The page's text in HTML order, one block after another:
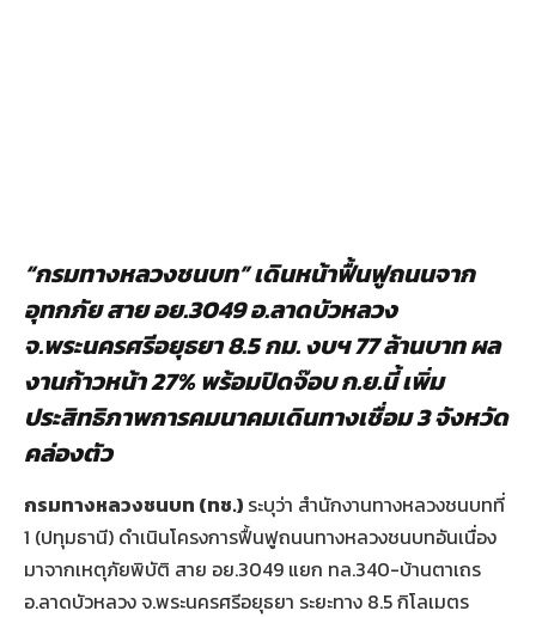
“กรมทางหลวงชนบท” เดินหน้าฟื้นฟูถนนจาก
อุทกภัย สาย อย.3049 อ.ลาดบัวหลวง
จ.พระนครศรีอยุธยา 8.5 กม. งบฯ 77 ล้านบาท ผล
งานก้าวหน้า 27% พร้อมปิดจ๊อบ ก.ย.นี้ เพิ่ม
ประสิทธิภาพการคมนาคมเดินทางเชื่อม 3 จังหวัด
คล่องตัว
กรมทางหลวงชนบท (ทช.) ระบุว่า สำนักงานทางหลวงชนบทที่
1 (ปทุมธานี) ดำเนินโครงการฟื้นฟูถนนทางหลวงชนบทอันเนื่อง
มาจากเหตุภัยพิบัติ สาย อย.3049 แยก ทล.340-บ้านตาเถร
อ.ลาดบัวหลวง จ.พระนครศรีอยุธยา ระยะทาง 8.5 กิโลเมตร